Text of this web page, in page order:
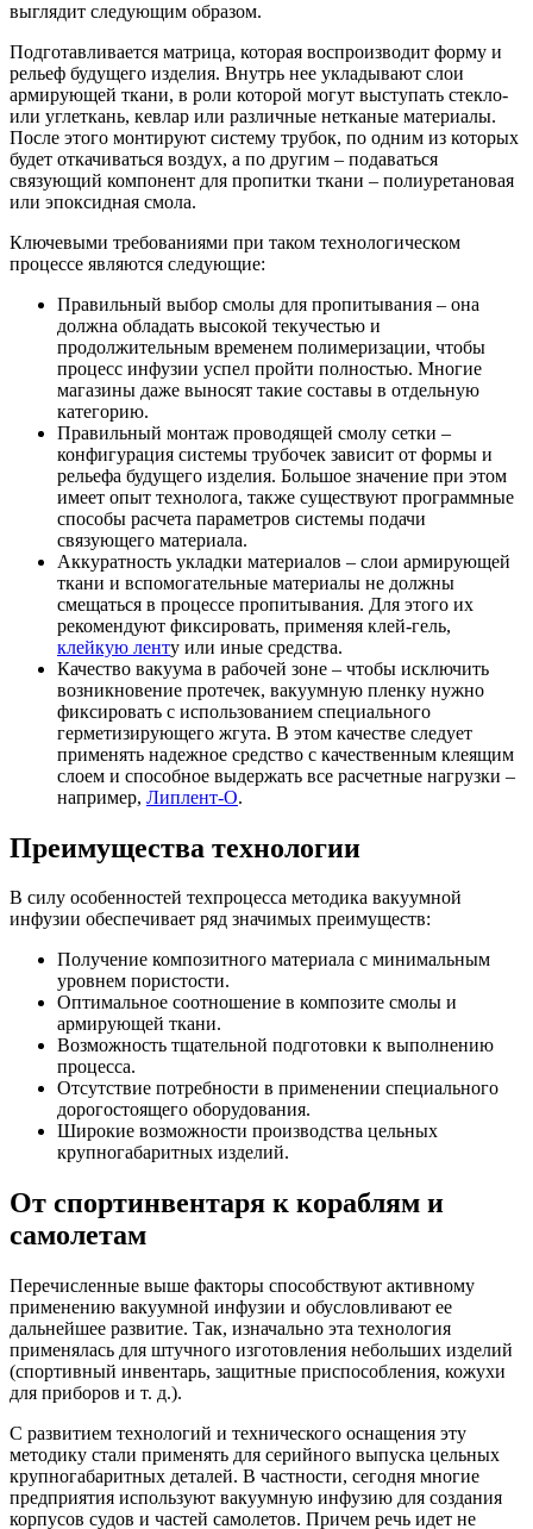
выглядит следующим образом.
Подготавливается матрица, которая воспроизводит форму и
рельеф будущего изделия. Внутрь нее укладывают слои
армирующей ткани, в роли которой могут выступать стекло-
или углеткань, кевлар или различные нетканые материалы.
После этого монтируют систему трубок, по одним из которых
будет откачиваться воздух, а по другим – подаваться
связующий компонент для пропитки ткани – полиуретановая
или эпоксидная смола.
Ключевыми требованиями при таком технологическом
процессе являются следующие:
Правильный выбор смолы для пропитывания – она
должна обладать высокой текучестью и
продолжительным временем полимеризации, чтобы
процесс инфузии успел пройти полностью. Многие
магазины даже выносят такие составы в отдельную
категорию.
Правильный монтаж проводящей смолу сетки –
конфигурация системы трубочек зависит от формы и
рельефа будущего изделия. Большое значение при этом
имеет опыт технолога, также существуют программные
способы расчета параметров системы подачи
связующего материала.
Аккуратность укладки материалов – слои армирующей
ткани и вспомогательные материалы не должны
смещаться в процессе пропитывания. Для этого их
рекомендуют фиксировать, применяя клей-гель,
клейкую ленту или иные средства.
Качество вакуума в рабочей зоне – чтобы исключить
возникновение протечек, вакуумную пленку нужно
фиксировать с использованием специального
герметизирующего жгута. В этом качестве следует
применять надежное средство с качественным клеящим
слоем и способное выдержать все расчетные нагрузки –
например, Липлент-О.
Преимущества технологии
В силу особенностей техпроцесса методика вакуумной
инфузии обеспечивает ряд значимых преимуществ:
Получение композитного материала с минимальным
уровнем пористости.
Оптимальное соотношение в композите смолы и
армирующей ткани.
Возможность тщательной подготовки к выполнению
процесса.
Отсутствие потребности в применении специального
дорогостоящего оборудования.
Широкие возможности производства цельных
крупногабаритных изделий.
От спортинвентаря к кораблям и
самолетам
Перечисленные выше факторы способствуют активному
применению вакуумной инфузии и обусловливают ее
дальнейшее развитие. Так, изначально эта технология
применялась для штучного изготовления небольших изделий
(спортивный инвентарь, защитные приспособления, кожухи
для приборов и т. д.).
С развитием технологий и технического оснащения эту
методику стали применять для серийного выпуска цельных
крупногабаритных деталей. В частности, сегодня многие
предприятия используют вакуумную инфузию для создания
корпусов судов и частей самолетов. Причем речь идет не